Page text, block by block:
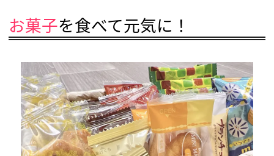
お菓子を食べて元気に！